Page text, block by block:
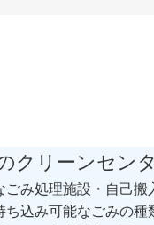
クリーンセン
ごみ処理施設・自己搬
ち込み可能なごみの種